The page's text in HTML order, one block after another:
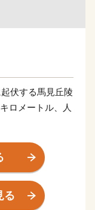
伏する馬見丘陵
ロメートル、人
各時代の遺跡が
け祭りが行わ
奇祭として有名
る